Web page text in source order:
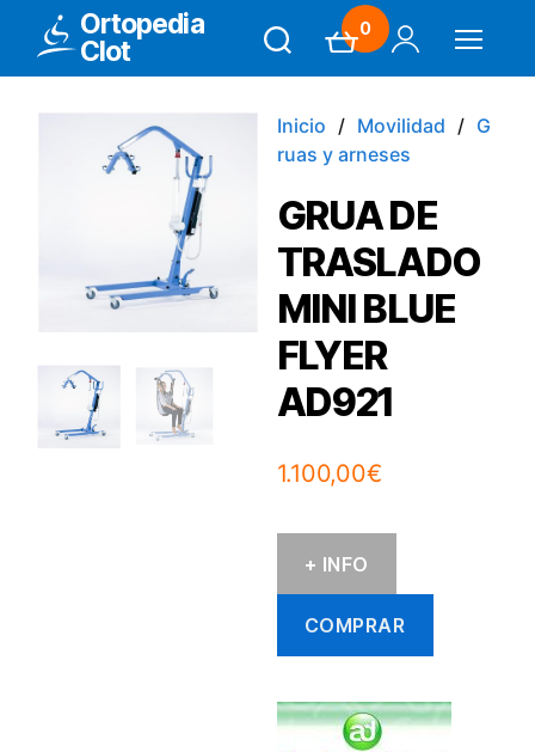
Ortopedia
Clot
0
Inicio Movilidad
G
ruas y arneses
GRUA DE
TRASLADO
MINI BLUE
FLYER
AD921
1.100,00€
+ INFO
COMPRAR